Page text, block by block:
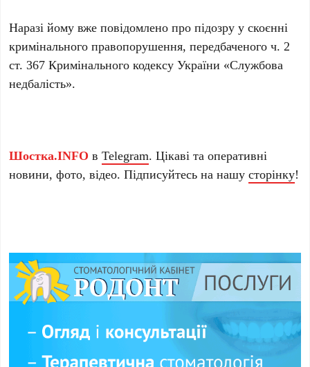
Наразі йому вже повідомлено про підозру у скоєнні
кримінального правопорушення, передбаченого ч. 2
ст. 367 Кримінального кодексу України «Службова
недбалість».
Шостка.INFO вTelegram. Цікаві та оперативні
новини, фото, відео. Підписуйтесь на нашусторінку!